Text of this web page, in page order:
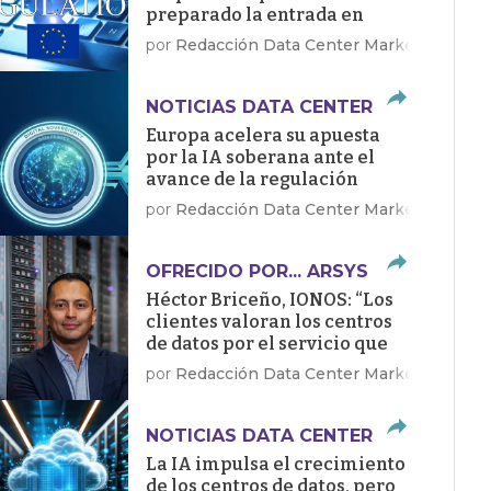
preparado la entrada en
vigor de la Ley de IA
por Redacción Data Center Market
NOTICIAS DATA CENTER
Europa acelera su apuesta
por la IA soberana ante el
avance de la regulación
por Redacción Data Center Market
OFRECIDO POR... ARSYS
Héctor Briceño, IONOS: “Los
clientes valoran los centros
de datos por el servicio que
dan, no por sus megawatios”
por Redacción Data Center Market
NOTICIAS DATA CENTER
La IA impulsa el crecimiento
de los centros de datos, pero